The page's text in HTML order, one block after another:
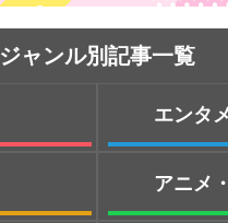
ジャンル別記事一覧
エンタ
アニメ